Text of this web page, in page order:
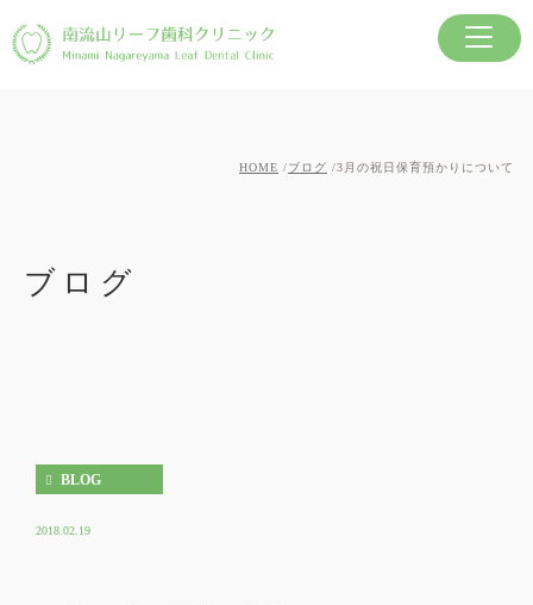
ブログ
HOME ブログ 3月の祝日保育預かりについて
BLOG
2018.02.19